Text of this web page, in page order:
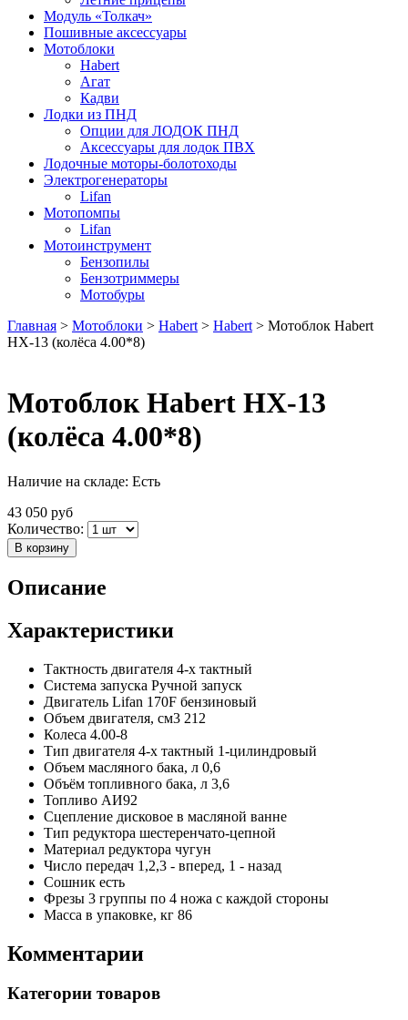
Модуль «Толкач»
Пошивные аксессуары
Мотоблоки
Habert
Агат
Кадви
Лодки из ПНД
Опции для ЛОДОК ПНД
Аксессуары для лодок ПВХ
Лодочные моторы-болотоходы
Электрогенераторы
Lifan
Мотопомпы
Lifan
Мотоинструмент
Бензопилы
Бензотриммеры
Мотобуры
Главная > Мотоблоки > Habert > Habert > Мотоблок Habert
HХ-13 (колёса 4.00*8)
Мотоблок Habert HХ-13
(колёса 4.00*8)
Наличие на складе: Есть
43 050 руб
Количество:
В корзину
Описание
Характеристики
Тактность двигателя 4-х тактный
Система запуска Ручной запуск
Двигатель Lifan 170F бензиновый
Объем двигателя, см3 212
Колеса 4.00-8
Тип двигателя 4-х тактный 1-цилиндровый
Объем масляного бака, л 0,6
Объём топливного бака, л 3,6
Топливо АИ92
Сцепление дисковое в масляной ванне
Тип редуктора шестеренчато-цепной
Материал редуктора чугун
Число передач 1,2,3 - вперед, 1 - назад
Cошник есть
Фрезы 3 группы по 4 ножа с каждой стороны
Масса в упаковке, кг 86
Комментарии
Категории товаров